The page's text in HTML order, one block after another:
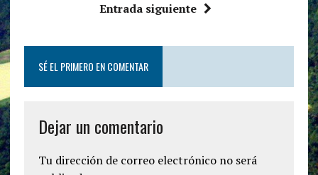
Entrada siguiente
SÉ EL PRIMERO EN COMENTAR
Dejar un comentario
Tu dirección de correo electrónico no será